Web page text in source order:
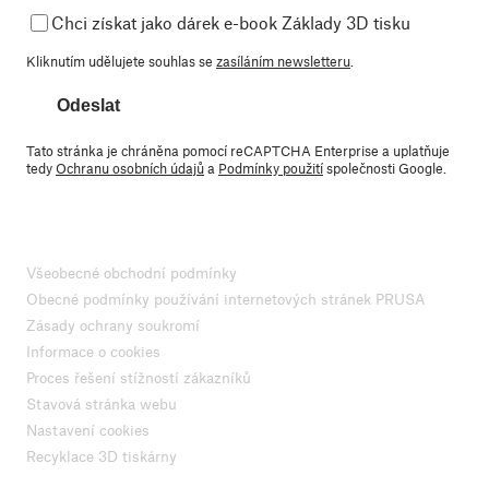
Chci získat jako dárek e-book Základy 3D tisku
Kliknutím udělujete souhlas se zasíláním newsletteru
Odeslat
Tato stránka je chráněna pomocí reCAPTCHA Enterprise a uplatňuje
tedyOchranu osobních údajůa Podmínky použitíspolečnosti Google.
Všeobecné obchodní podmínky
Obecné podmínky používání internetových stránek PRUSA
Zásady ochrany soukromí
Informace o cookies
Proces řešení stížností zákazníků
Stavová stránka webu
Nastavení cookies
Recyklace 3D tiskárny